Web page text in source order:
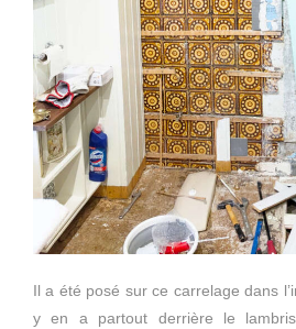
Il a été posé sur ce carrelage dans
y en a partout derrière le